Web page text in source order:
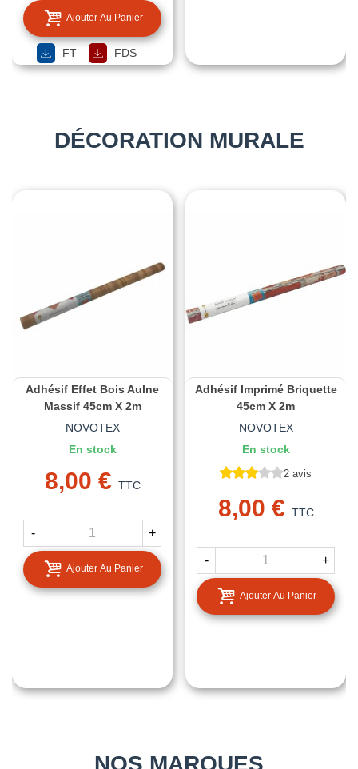
Ajouter Au Panier
FT FDS
DÉCORATION MURALE
Adhésif Effet Bois Aulne
Massif 45cm X 2m
NOVOTEX
En stock
8,00 € TTC
- +
Ajouter Au Panier
Adhésif Imprimé Briquette
45cm X 2m
NOVOTEX
En stock
2 avis
8,00 € TTC
- +
Ajouter Au Panier
NOS MARQUES